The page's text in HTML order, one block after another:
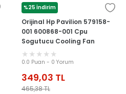
%25 İndirim
HP
Orijinal Hp Pavilion 579158-
001 600868-001 Cpu
Sogutucu Cooling Fan
0.0 Puan - 0 Yorum
349,03 TL
465,38TL